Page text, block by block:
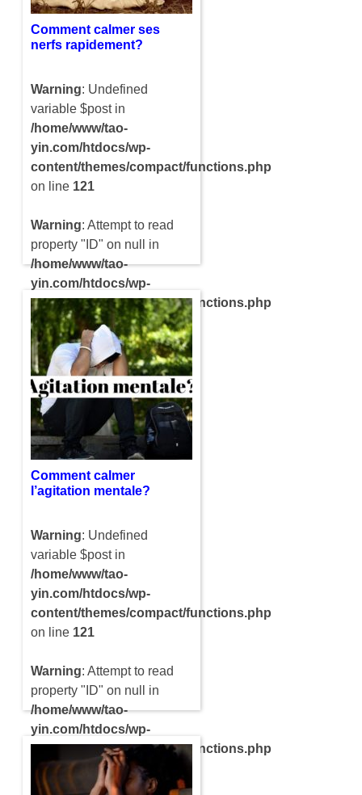
souvent cela…
Comment calmer ses
nerfs rapidement?
Warning: Undefined
variable $post in
/home/www/tao-
yin.com/htdocs/wp-
content/themes/compact/functions.php
on line 121
Warning: Attempt to read
property "ID" on null in
/home/www/tao-
yin.com/htdocs/wp-
content/themes/compact/functions.php
on line121
Il peut nous arriver pour
diverses raison de faire une
crise de nerfs. Cela n’a rien
de très alarmant car c’est
quelque chose de normal….
Comment calmer
l’agitation mentale?
Warning: Undefined
variable $post in
/home/www/tao-
yin.com/htdocs/wp-
content/themes/compact/functions.php
on line 121
Warning: Attempt to read
property "ID" on null in
/home/www/tao-
yin.com/htdocs/wp-
content/themes/compact/functions.php
on line121
L’agitation mentale est